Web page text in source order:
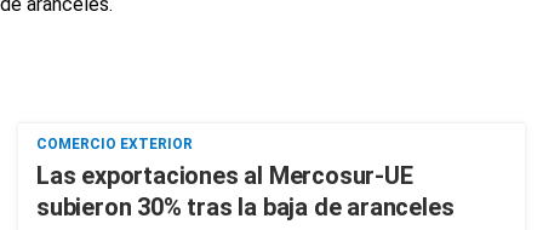
COMERCIO EXTERIOR
Las exportaciones al Mercosur-UE
subieron 30% tras la baja de aranceles